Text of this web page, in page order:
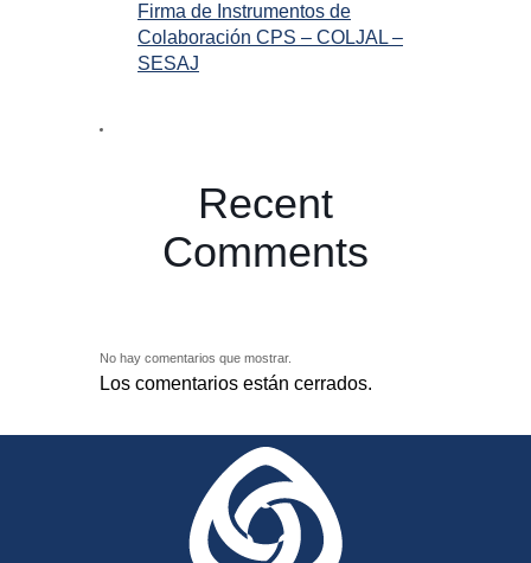
Firma de Instrumentos de
Colaboración CPS – COLJAL –
SESAJ
Recent
Comments
No hay comentarios que mostrar.
Los comentarios están cerrados.